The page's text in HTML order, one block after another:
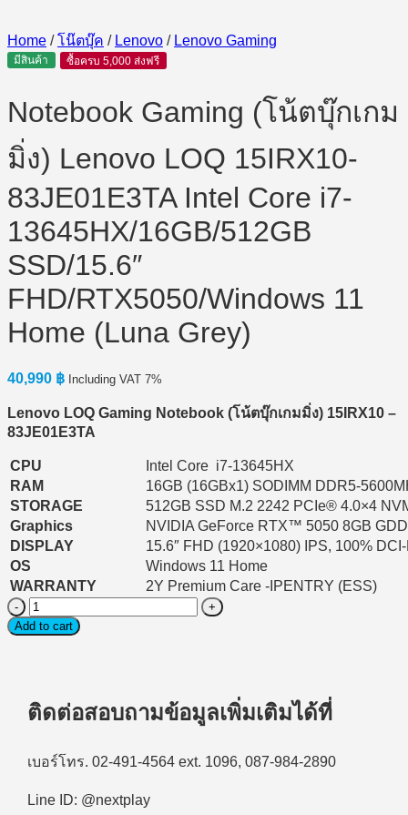
Home / โน๊ตบุ๊ค / Lenovo / Lenovo Gaming
มีสินค้า ซื้อครบ 5,000 ส่งฟรี
Notebook Gaming (โน้ตบุ๊กเกม
มิ่ง) Lenovo LOQ 15IRX10-
83JE01E3TA Intel Core i7-
13645HX/16GB/512GB
SSD/15.6″
FHD/RTX5050/Windows 11
Home (Luna Grey)
40,990 ฿ Including VAT 7%
Lenovo LOQ Gaming Notebook (โน้ตบุ๊กเกมมิ่ง) 15IRX10 –
83JE01E3TA
CPU
Intel Core i7-13645HX
RAM
16GB (16GBx1) SODIMM DDR5-
STORAGE
512GB SSD M.2 2242 PCIe® 4.0×4
Graphics
NVIDIA GeForce RTX™ 5050 8GB
DISPLAY
15.6″ FHD (1920×1080) IPS, 100%
OS
Windows 11 Home
WARRANTY
2Y Premium Care -IPENTRY (ESS)
Notebook
Gaming
(โน้ตบุ๊ก
Lenovo
LOQ
83JE01E3TA
Intel
i7-
Add to cart
ติดต่อสอบถามข้อมูลเพิ่มเติมได้ที่
เบอร์โทร. 02-491-4564 ext. 1096, 087-984-2890
Line ID: @nextplay